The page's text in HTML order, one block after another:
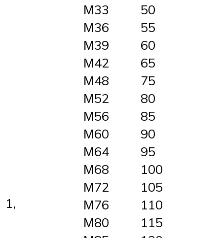
1,
М33
50
М36
55
М39
60
М42
65
М48
75
М52
80
М56
85
М60
90
М64
95
М68
100
М72
105
М76
110
М80
115